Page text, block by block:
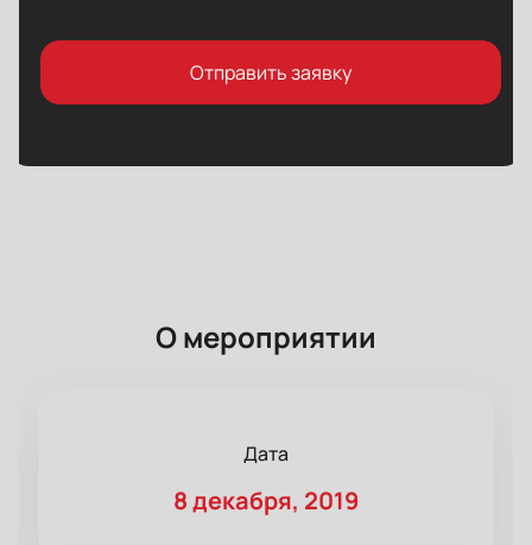
Отправить заявку
О мероприятии
Дата
8 декабря, 2019